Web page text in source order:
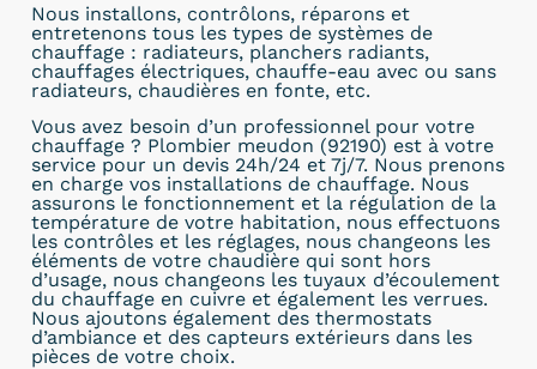
Nous installons, contrôlons, réparons et
entretenons tous les types de systèmes de
chauffage : radiateurs, planchers radiants,
chauffages électriques, chauffe-eau avec ou sans
radiateurs, chaudières en fonte, etc.
Vous avez besoin d’un professionnel pour votre
chauffage ? Plombier meudon (92190) est à votre
service pour un devis 24h/24 et 7j/7. Nous prenons
en charge vos installations de chauffage. Nous
assurons le fonctionnement et la régulation de la
température de votre habitation, nous effectuons
les contrôles et les réglages, nous changeons les
éléments de votre chaudière qui sont hors
d’usage, nous changeons les tuyaux d’écoulement
du chauffage en cuivre et également les verrues.
Nous ajoutons également des thermostats
d’ambiance et des capteurs extérieurs dans les
pièces de votre choix.